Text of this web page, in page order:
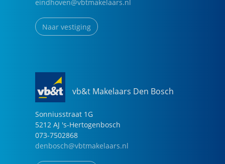
eindhoven@vbtmakelaars.nl
Naar vestiging
vb&t Makelaars Den Bosch
Sonniusstraat 1G
5212 AJ 's-Hertogenbosch
073-7502868
denbosch@vbtmakelaars.nl